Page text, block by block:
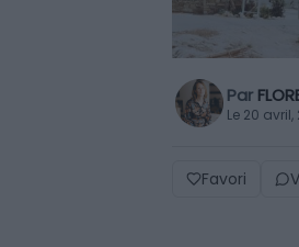
Par
Le 20 avril,
Favori